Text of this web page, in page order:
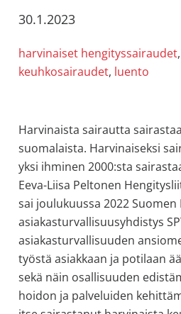
astma,
muut
keuhkosairaudet,
tai
allergiat.
K-
H
Hengitys
ry
30.1.2023
harvinaiset hengityssairaudet,
keuhkosairaudet, luento
Harvinaista sairautta
suomalaista. Harvinaiseksi
yksi ihminen 2000:sta
Eeva-Liisa Peltonen
sai joulukuussa 2022 Suomen
asiakasturvallisuusyhdistys
asiakasturvallisuuden
työstä asiakkaan ja potilaan
sekä näin osallisuuden
hoidon ja palveluiden